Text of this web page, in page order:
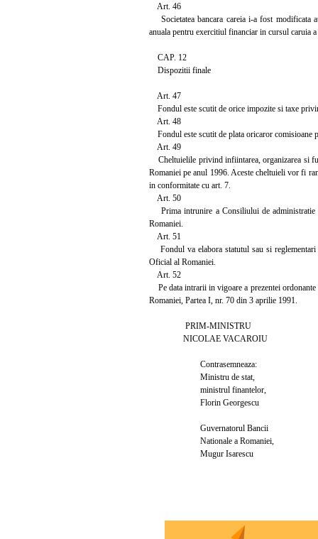
Art. 46
Societatea bancara careia i-a fost modificata
anuala pentru exercitiul financiar in cursul caruia
CAP. 12
Dispozitii finale
Art. 47
Fondul este scutit de orice impozite si taxe
Art. 48
Fondul este scutit de plata oricaror comisioane
Art. 49
Cheltuielile privind infiintarea, organizarea si
Romaniei pe anul 1996. Aceste cheltuieli vor fi
in conformitate cu art. 7.
Art. 50
Prima intrunire a Consiliului de administratie
Romaniei.
Art. 51
Fondul va elabora statutul sau si reglementari
Oficial al Romaniei.
Art. 52
Pe data intrarii in vigoare a prezentei
Romaniei, Partea I, nr. 70 din 3 aprilie 1991.
PRIM-MINISTRU
NICOLAE VACAROIU
Contrasemneaza:
Ministru de stat,
ministrul finantelor,
Florin Georgescu
Guvernatorul Bancii
Nationale a Romaniei,
Mugur Isarescu